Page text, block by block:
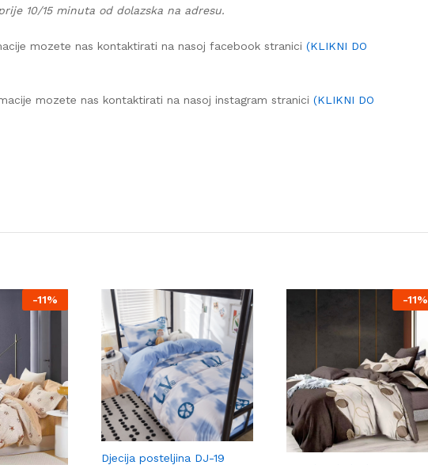
10/15 minuta od dolazska na adresu.
mozete nas kontaktirati na nasoj facebook stranici (KLIKNI DO
mozete nas kontaktirati na nasoj instagram stranici (KLIKNI DO
-11%
Djecija posteljina DJ-19
-11%